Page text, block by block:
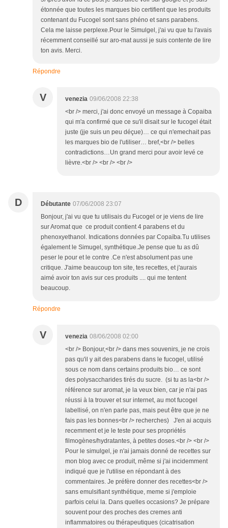
étonnée que toutes les marques bio certifient que les produits
contenant du Fucogel sont sans phéno et sans parabens.
Cela me laisse perplexe.Pour le Simulgel, j'ai vu que tu l'avais
récemment conseillé sur aro-mat aussi je suis contente de lire
ton avis. Merci.
Répondre
V venezia 09/06/2008 22:38
<br /> merci, j'ai donc envoyé un message à Copaiba
qui m'a confirmé que ce su'il disait sur le fucogel était
juste (jje suis un peu déçue)… ce qui n'emechait pas
les marques bio de l'utiliser… bref,<br /> belles
contradictions…Un grand merci pour avoir levé ce
lièvre.<br /> <br /> <br />
D Débutante 07/06/2008 23:07
Bonjour, j'ai vu que tu utilisais du Fucogel or je viens de lire
sur Aromat que ce produit contient 4 parabens et du
phenoxyethanol. Indications données par Copaïba.Tu utilises
également le Simugel, synthétique.Je pense que tu as dû
peser le pour et le contre .Ce n'est absolument pas une
critique. J'aime beaucoup ton site, tes recettes, et j'aurais
aimé avoir ton avis sur ces produits .... qui me tentent
beaucoup.
Répondre
V venezia 08/06/2008 02:00
<br /> Bonjour,<br /> dans mes souvenirs, je ne crois
pas qu'il y ait des parabens dans le fucogel, utilisé
sous ce nom dans certains produits bio… ce sont
des polysaccharides tirés du sucre. (si tu as la<br />
référence sur aromat, je la veux bien, car je n'ai pas
réussi à la trouver et sur internet, au mot fucogel
labellisé, on n'en parle pas, mais peut être que je ne
fais pas les bonnes<br /> recherches) J'en ai acquis
recemment et je le teste pour ses propriétés
filmogènes/hydratantes, à petites doses.<br /> <br />
Pour le simulgel, je n'ai jamais donné de recettes sur
mon blog avec ce produit, même si j'ai incidemment
indiqué que je l'utilise en répondant à des
commentaires. Je préfère donner des recettes<br />
sans emulsifiant synthétique, meme si j'emploie
parfois celui la. Dans quelles occasions? Je prépare
souvent pour des proches des cremes anti
inflammatoires ou thérapeutiques (cicatrisation